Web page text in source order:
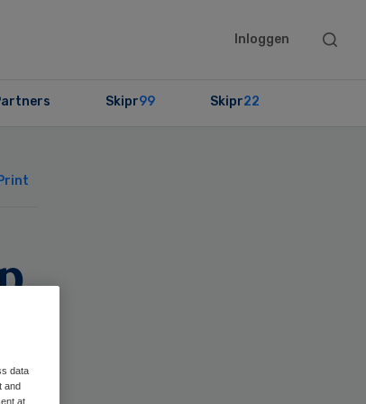
Inloggen
Search
Skipr99 Skipr22
Print
data
and
at